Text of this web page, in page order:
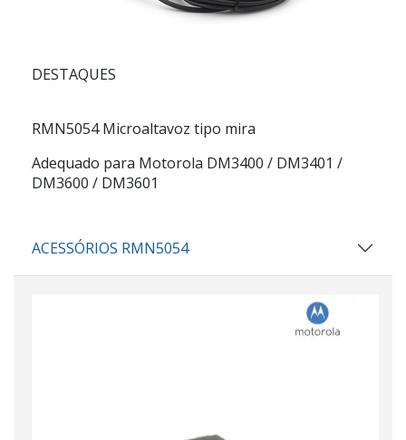
DESTAQUES
RMN5054Microaltavoz tipo mira
Adequado para Motorola DM3400 / DM3401 /
DM3600 / DM3601
ACESSÓRIOS RMN5054